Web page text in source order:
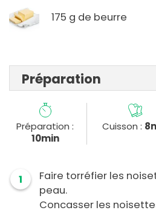
175 g de beurre
Préparation
Préparation :
10min
Cuisson :
1
Faire torréfier les
peau.
Concasser les